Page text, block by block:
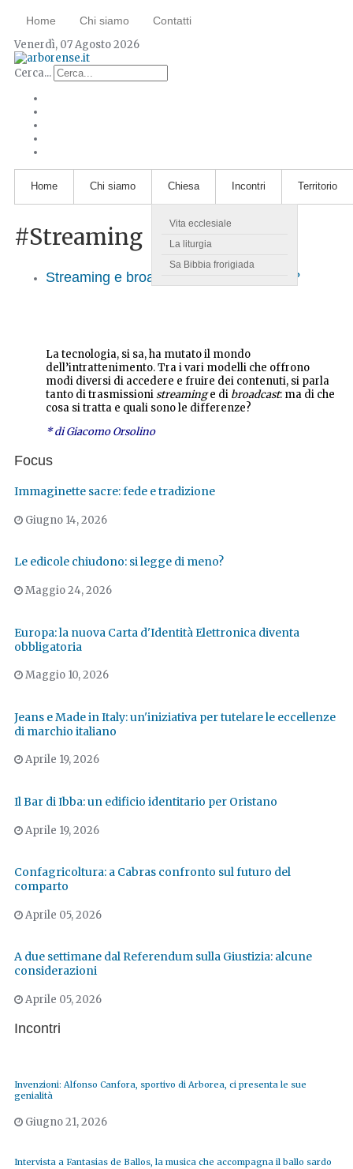
Home Chi siamo Contatti
Venerdì, 07 Agosto 2026
Cerca...
Home Chi siamo Chiesa
Vita ecclesiale
La liturgia
Sa Bibbia frorigiada
Incontri Territorio
#Streaming
Streaming e broadcast: quali differenze?
La tecnologia, si sa, ha mutato il mondo
dell’intrattenimento. Tra i vari modelli che offrono
modi diversi di accedere e fruire dei contenuti, si parla
tanto di trasmissionistreaminge di broadcast: ma di che
cosa si tratta e quali sono le differenze?
* di Giacomo Orsolino
Focus
Immaginette sacre: fede e tradizione
Giugno 14, 2026
Le edicole chiudono: si legge di meno?
Maggio 24, 2026
Europa: la nuova Carta d'Identità Elettronica diventa
obbligatoria
Maggio 10, 2026
Jeans e Made in Italy: un'iniziativa per tutelare le eccellenze
di marchio italiano
Aprile 19, 2026
Il Bar di Ibba: un edificio identitario per Oristano
Aprile 19, 2026
Confagricoltura: a Cabras confronto sul futuro del
comparto
Aprile 05, 2026
A due settimane dal Referendum sulla Giustizia: alcune
considerazioni
Aprile 05, 2026
Incontri
Invenzioni: Alfonso Canfora, sportivo di Arborea, ci presenta le sue
genialità
Giugno 21, 2026
Intervista a Fantasias de Ballos, la musica che accompagna il ballo sardo